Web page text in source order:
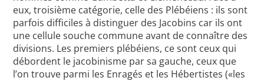
eux, troisième catégorie, celle des Plébéiens : ils sont
parfois difficiles à distinguer des Jacobins car ils ont
une cellule souche commune avant de connaître des
divisions. Les premiers plébéiens, ce sont ceux qui
débordent le jacobinisme par sa gauche, ceux que
l’on trouve parmi les Enragés et les Hébertistes («les